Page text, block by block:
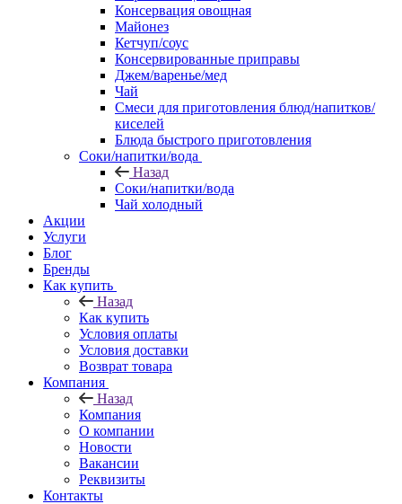
Консервация овощная
Майонез
Кетчуп/соус
Консервированные приправы
Джем/варенье/мед
Чай
Смеси для приготовления блюд/напитков/
киселей
Блюда быстрого приготовления
Соки/напитки/вода
Назад
Соки/напитки/вода
Чай холодный
Акции
Услуги
Блог
Бренды
Как купить
Назад
Как купить
Условия оплаты
Условия доставки
Возврат товара
Компания
Назад
Компания
О компании
Новости
Вакансии
Реквизиты
Контакты